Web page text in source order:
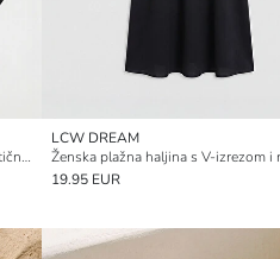
Ženska kratka suknja za plivanje s elastičnim strukom
LCW DREAM
19.95 EUR